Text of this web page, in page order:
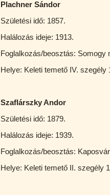
Plachner Sándor
Születési idő: 1857.
Halálozás ideje: 1913.
Foglalkozás/beosztás: Somogy
Helye: Keleti temető IV. szegély
Szaflárszky Andor
Születési idő: 1879.
Halálozás ideje: 1939.
Foglalkozás/beosztás:
Helye: Keleti temető II. szegély